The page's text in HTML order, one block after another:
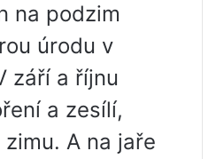
na podzim
úrodu v
září a říjnu
a zesílí,
A na jaře